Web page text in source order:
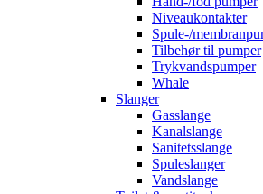
Niveaukontakter
Spule-/
Tilbehør til pumper
Trykvandspumper
Whale
Slanger
Gasslange
Kanalslange
Sanitetsslange
Spuleslanger
Vandslange